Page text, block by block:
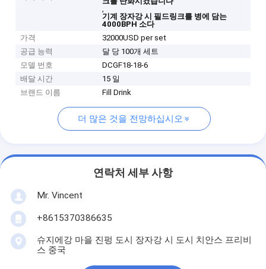
,
기계 장자강 시 필드링크를 병에 담는
4000BPH 소다
가격
32000USD per set
공급 능력
달 당 100개 세트
모델 번호
DCGF18-18-6
배달 시간
15 일
브랜드 이름
Fill Drink
더 많은 것을 전망하십시오
연락처 세부 사항
Mr. Vincent
+8615370386635
슈지에강 마을 진펑 도시 장자강 시 도시 치안스 프리비
스 중국